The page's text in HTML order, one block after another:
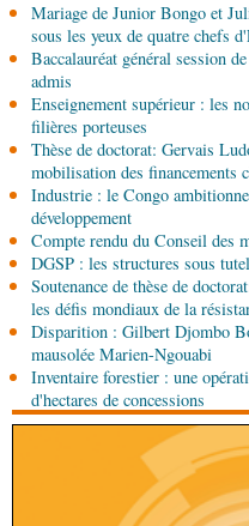
Afrique-Monde
nouvel instrument de
migratoire
04-08-2026 18:00
SportFootball: le
compétitions
04-08-2026 17:45
Économie
le défi du renouveau
04-08-2026 17:45
SociétéInsertion
formés aux métiers de
04-08-2026 17:00
Économie
installations de
Mariage de Junior Bongo et
sous les yeux de quatre chefs
Baccalauréat général session
admis
Enseignement supérieur : les
filières porteuses
Thèse de doctorat: Gervais
mobilisation des financements
Industrie : le Congo
développement
Compte rendu du Conseil des
DGSP : les structures sous
Soutenance de thèse de
les défis mondiaux de la
Disparition : Gilbert Djombo
mausolée Marien-Ngouabi
Inventaire forestier : une
d'hectares de concessions